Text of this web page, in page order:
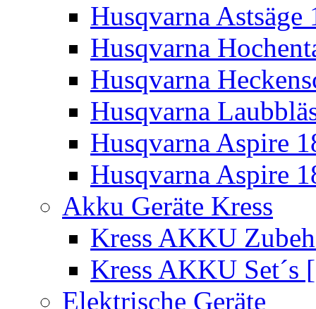
Husqvarna
Husqvarna
Husqvarna
Husqvarna
Husqvarna Aspire
Husqvarna Aspire
Akku Geräte Kress
Kress AKKU
Kress AKKU Set´s
Elektrische Geräte